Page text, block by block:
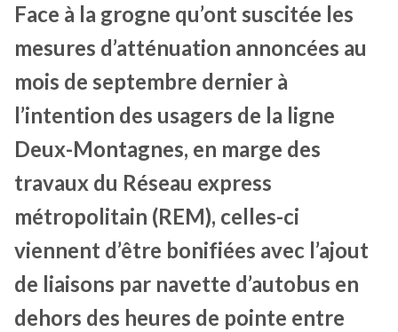
Face à la grogne qu’ont suscitée les
mesures d’atténuation annoncées au
mois de septembre dernier à
l’intention des usagers de la ligne
Deux-Montagnes, en marge des
travaux du Réseau express
métropolitain (REM), celles-ci
viennent d’être bonifiées avec l’ajout
de liaisons par navette d’autobus en
dehors des heures de pointe entre